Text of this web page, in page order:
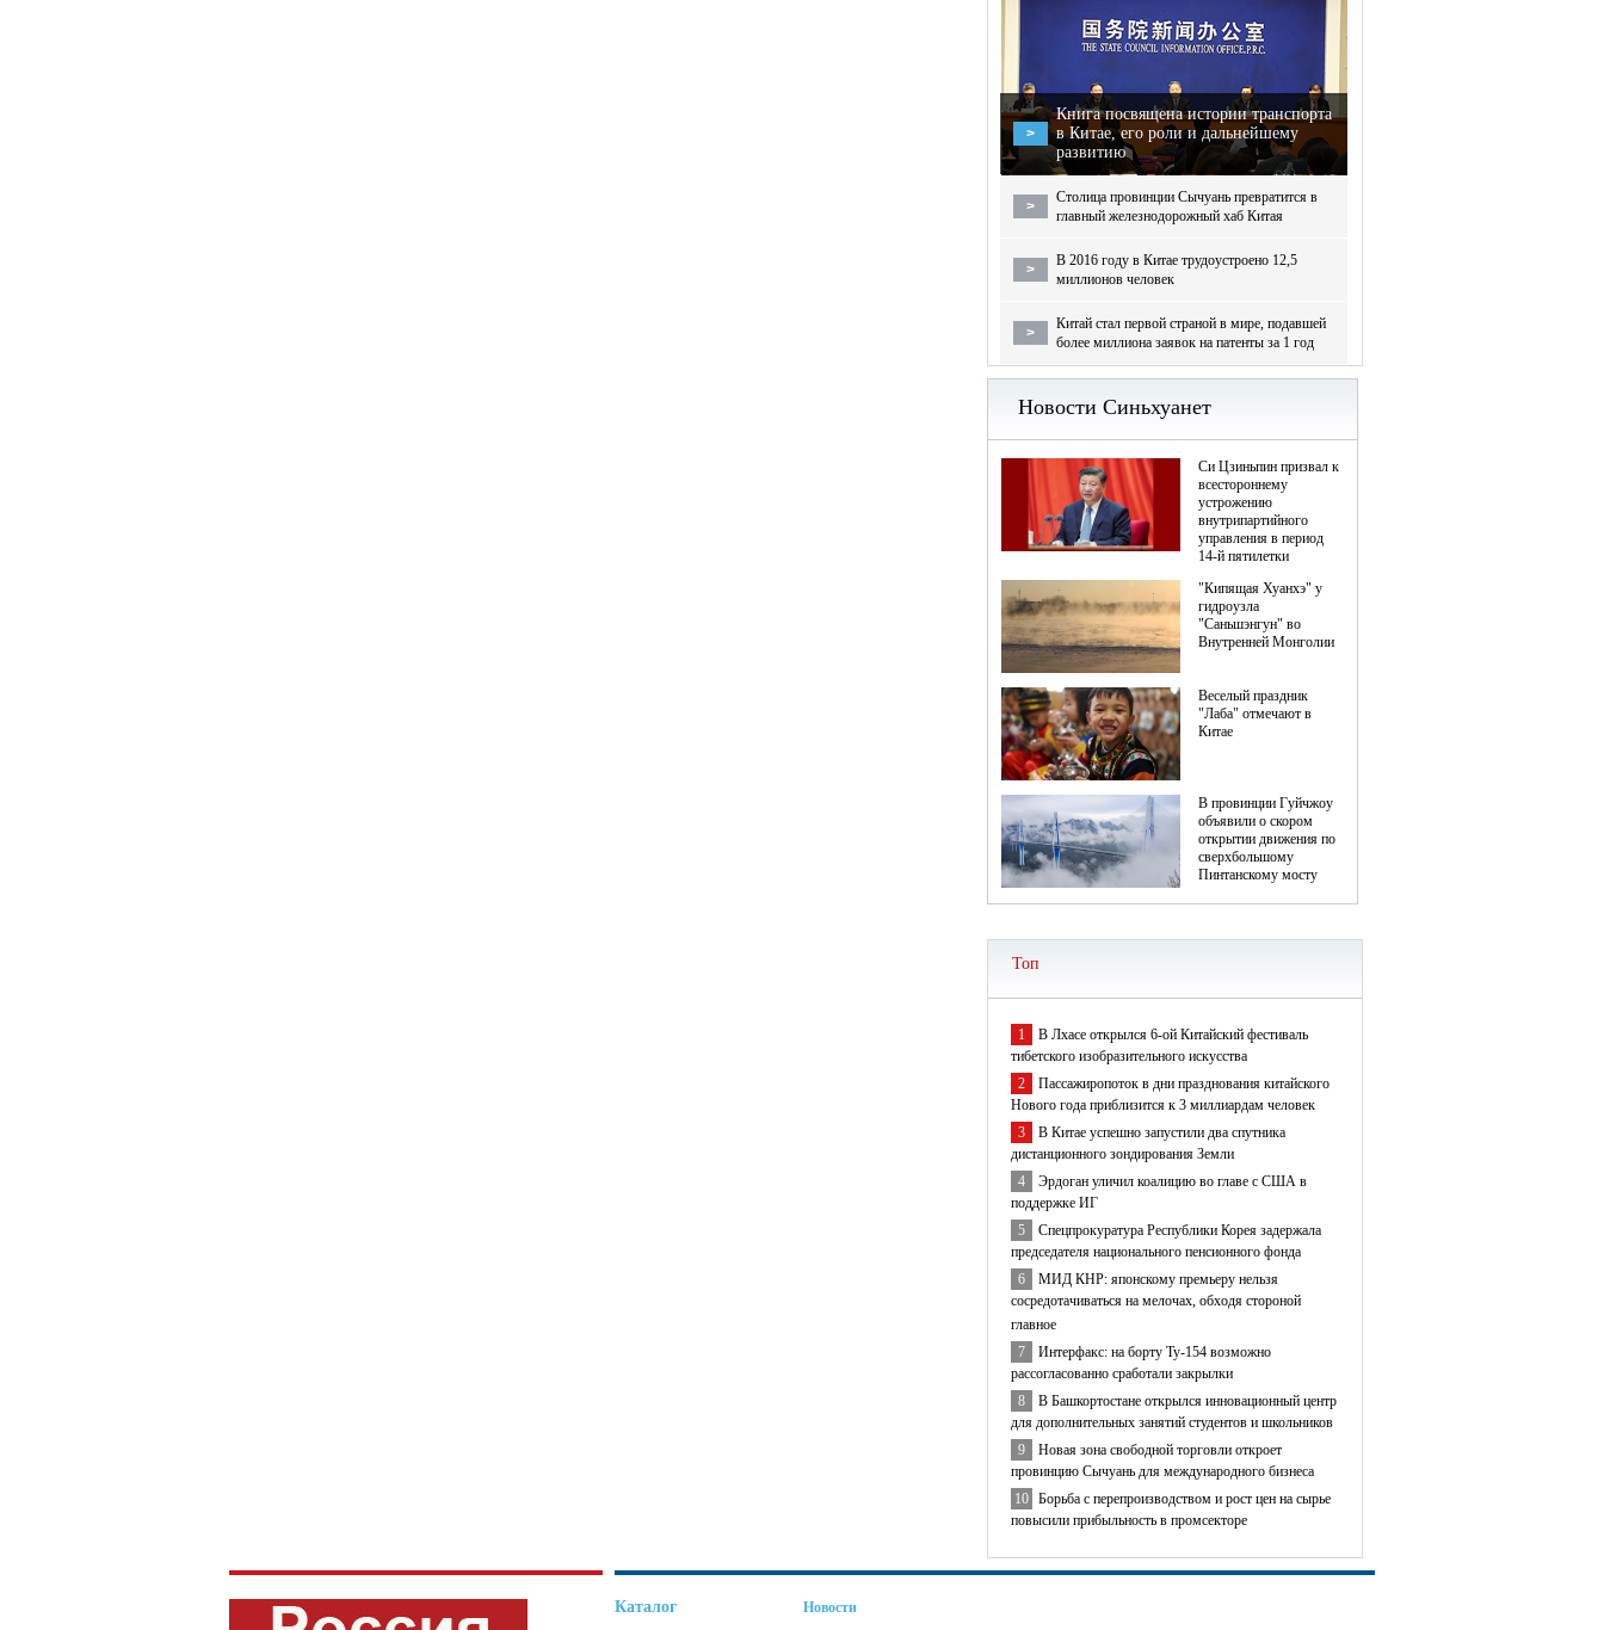
>
Книга посвящена истории транспорта
в Китае, его роли и дальнейшему
развитию
>
Столица провинции Сычуань превратится в
главный железнодорожный хаб Китая
>
В 2016 году в Китае трудоустроено 12,5
миллионов человек
>
Китай стал первой страной в мире, подавшей
более миллиона заявок на патенты за 1 год
Топ
1 В Лхасе открылся 6-ой Китайский фестиваль
тибетского изобразительного искусства
2 Пассажиропоток в дни празднования китайского
Нового года приблизится к 3 миллиардам человек
3 В Китае успешно запустили два спутника
дистанционного зондирования Земли
4 Эрдоган уличил коалицию во главе с США в
поддержке ИГ
5 Спецпрокуратура Республики Корея задержала
председателя национального пенсионного фонда
6 МИД КНР: японскому премьеру нельзя
сосредотачиваться на мелочах, обходя стороной
главное
7 Интерфакс: на борту Ту-154 возможно
рассогласованно сработали закрылки
8 В Башкортостане открылся инновационный центр
для дополнительных занятий студентов и школьников
9 Новая зона свободной торговли откроет
провинцию Сычуань для международного бизнеса
10 Борьба с перепроизводством и рост цен на сырье
повысили прибыльность в промсекторе
Каталог Новости